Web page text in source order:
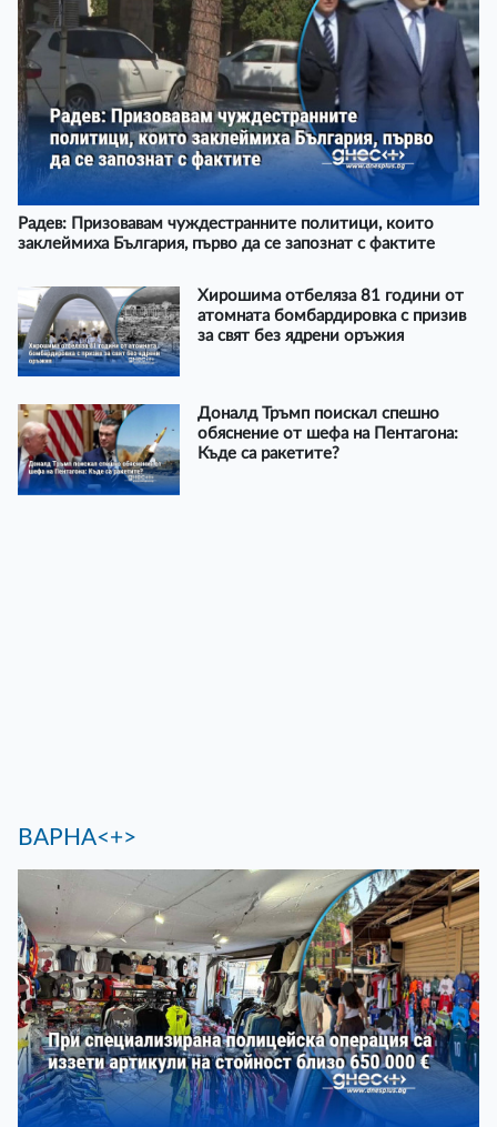
Радев: Призовавам чуждестранните политици, които
заклеймиха България, първо да се запознат с фактите
Хирошима отбеляза 81 години от
атомната бомбардировка с призив
за свят без ядрени оръжия
Доналд Тръмп поискал спешно
обяснение от шефа на Пентагона:
Къде са ракетите?
ВАРНА<+>